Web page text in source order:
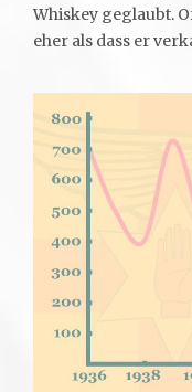
Whiskey geglaubt.
eher als dass er